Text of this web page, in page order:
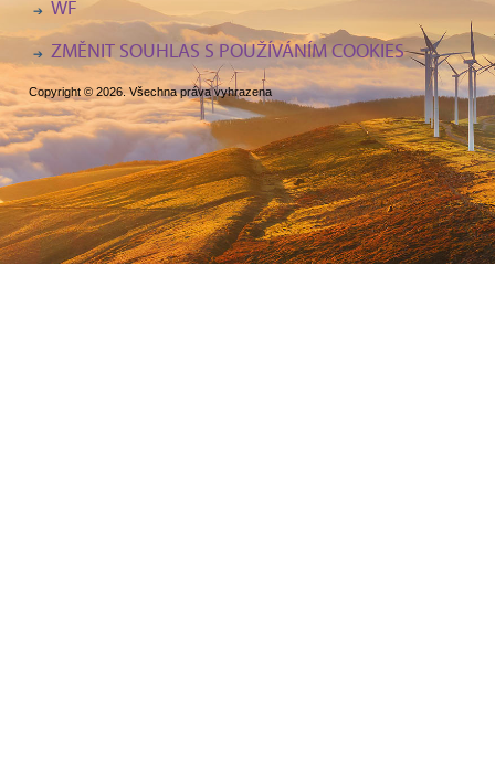
WF
ZMĚNIT SOUHLAS S POUŽÍVÁNÍM COOKIES
Copyright © 2026. Všechna práva vyhrazena